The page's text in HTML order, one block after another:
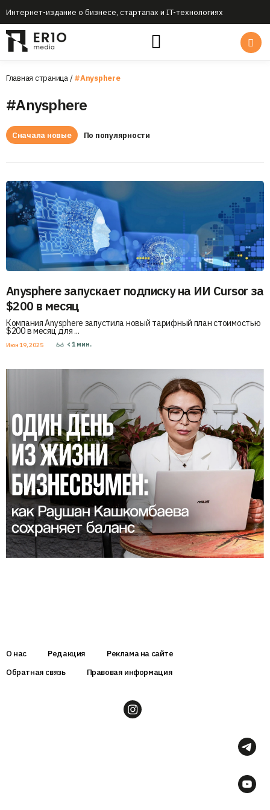
Интернет-издание о бизнесе, стартапах и IT-технологиях
Главная страница/#Anysphere
#Anysphere
Сначала новые По популярности
Anysphere запускает подписку на ИИ Cursor за
$200 в месяц
Компания Anysphere запустила новый тарифный план стоимостью
$200 в месяц для ...
Июн 19, 2025 < 1 мин.
О нас Редакция
Реклама на сайте
Обратная связь
Правовая информация